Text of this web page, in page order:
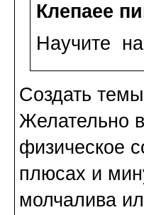
Клепаee
Научите
Создать
Желательно
физическое
плюсах и
молчалива